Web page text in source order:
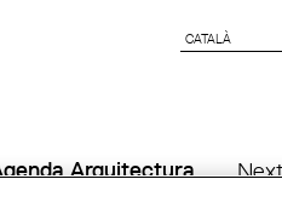
CATALÀ
CATALÀ
Arquitectura